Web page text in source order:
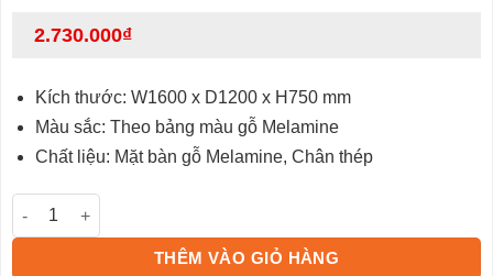
2.730.000₫
Kích thước: W1600 x D1200 x H750 mm
Màu sắc: Theo bảng màu gỗ Melamine
Chất liệu: Mặt bàn gỗ Melamine, Chân thép
Bàn nhân viên lượn trái 1907BLT16 số lượng
THÊM VÀO GIỎ HÀNG